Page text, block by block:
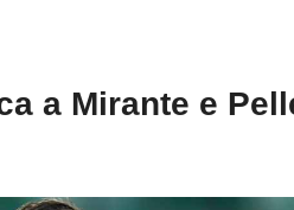
a Mirante e